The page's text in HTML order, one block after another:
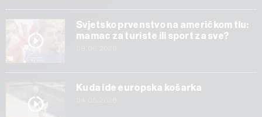
Svjetsko prvenstvo na američkom tlu:
mamac za turiste ili sport za sve?
Kuda ide europska košarka